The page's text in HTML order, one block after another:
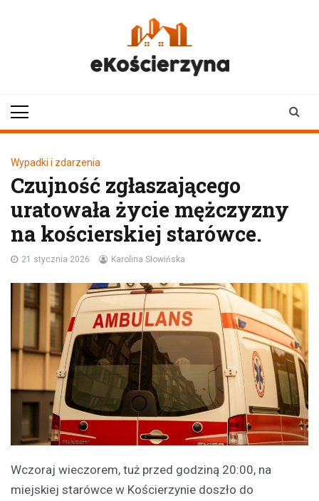
Wypadki i zdarzenia
Czujność zgłaszającego
uratowała życie mężczyzny
na kościerskiej starówce.
21 stycznia 2026 Karolina Słowińska
Wczoraj wieczorem, tuż przed godziną 20:00, na
miejskiej starówce w Kościerzynie doszło do